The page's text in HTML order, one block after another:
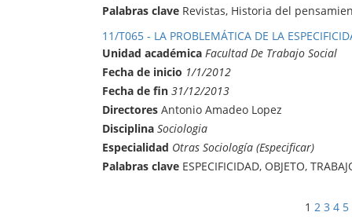
Palabras clave Revistas, Historia del
11/T065 - LA PROBLEMÁTICA DE LA
Unidad académica Facultad De Trabajo Social
Fecha de inicio 1/1/2012
Fecha de fin 31/12/2013
Directores Antonio Amadeo Lopez
Disciplina Sociologia
Especialidad Otras Sociología (Especificar)
Palabras clave ESPECIFICIDAD, OBJETO,
1 2 3 4 5